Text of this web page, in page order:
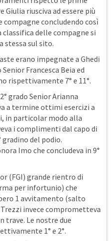
riusciva ad essere più
concludendo così
classifica delle compagne si
stessa sul sito.
erano impegnate a Ghedi
Francesca Beia ed
rispettivamente 7° e 11°.
grado Senior Arianna
a termine ottimi esercizi a
in particolar modo alla
i complimenti dal capo di
gradino del podio.
Imo che concludeva in 9°
(FGI) grande rientro di
per infortunio) che
1 avvitamento (salto
invece comprometteva
trave. Le nostre due
1° e 2°.